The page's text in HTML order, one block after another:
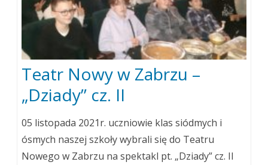
Teatr Nowy w Zabrzu –
„Dziady” cz. II
05 listopada 2021r. uczniowie klas siódmych i
ósmych naszej szkoły wybrali się do Teatru
Nowego w Zabrzu na spektakl pt. „Dziady” cz. II